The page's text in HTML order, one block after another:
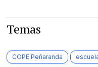
Temas
COPE Peñaranda